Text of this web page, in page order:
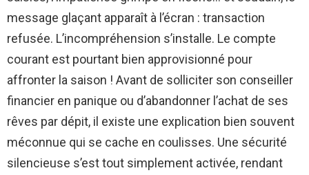
message glaçant apparaît à l’écran : transaction
refusée. L’incompréhension s’installe. Le compte
courant est pourtant bien approvisionné pour
affronter la saison ! Avant de solliciter son conseiller
financier en panique ou d’abandonner l’achat de ses
rêves par dépit, il existe une explication bien souvent
méconnue qui se cache en coulisses. Une sécurité
silencieuse s’est tout simplement activée, rendant